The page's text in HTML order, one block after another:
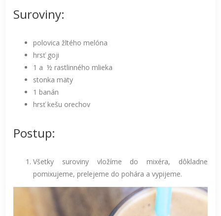
Suroviny:
polovica žltého melóna
hrsť goji
1 a ½ rastlinného mlieka
stonka mäty
1 banán
hrsť kešu orechov
Postup:
Všetky suroviny vložíme do mixéra, dôkladne
pomixujeme, prelejeme do pohára a vypijeme.